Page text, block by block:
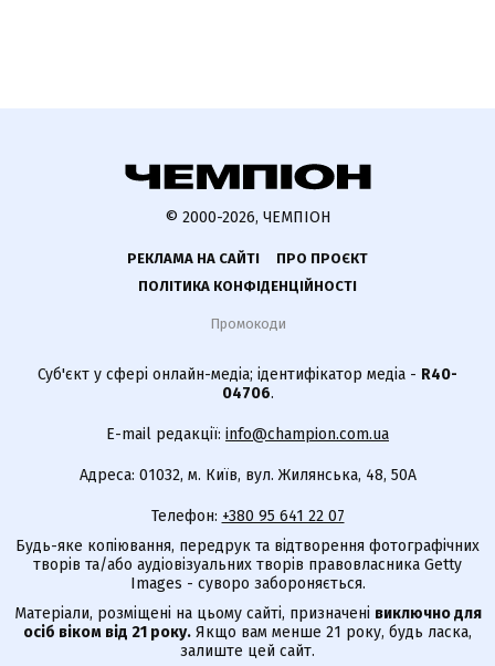
© 2000-2026, ЧЕМПІОН
РЕКЛАМА НА САЙТІ
ПРО ПРОЄКТ
ПОЛІТИКА КОНФІДЕНЦІЙНОСТІ
Промокоди
Суб'єкт у сфері онлайн-медіа; ідентифікатор медіа - R40-
04706.
E-mail редакції: info@champion.com.ua
Адреса: 01032, м. Київ, вул. Жилянська, 48, 50А
Телефон: +380 95 641 22 07
Будь-яке копіювання, передрук та відтворення фотографічних
творів та/або аудіовізуальних творів правовласника Getty
Images - суворо забороняється.
Матеріали, розміщені на цьому сайті, призначені виключно для
осіб віком від 21 року. Якщо вам менше 21 року, будь ласка,
залиште цей сайт.